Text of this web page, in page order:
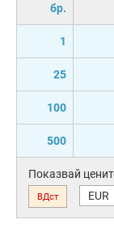
бр.
1
25
100
500
Показвай
ВДст EUR